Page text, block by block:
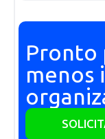
Pronto
menos